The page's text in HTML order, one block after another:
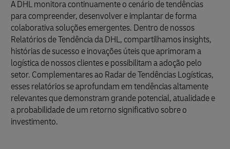
A DHL monitora continuamente o cenário de tendências
para compreender, desenvolver e implantar de forma
colaborativa soluções emergentes. Dentro de nossos
Relatórios de Tendência da DHL, compartilhamos insights,
histórias de sucesso e inovações úteis que aprimoram a
logística de nossos clientes e possibilitam a adoção pelo
setor. Complementares ao Radar de Tendências Logísticas,
esses relatórios se aprofundam em tendências altamente
relevantes que demonstram grande potencial, atualidade e
a probabilidade de um retorno significativo sobre o
investimento.